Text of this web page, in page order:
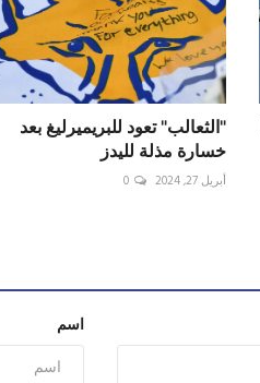
"الثعالب" تعود للبريميرليغ بعد
خسارة مذلة لليدز
أبريل 27, 2024 0
اسم